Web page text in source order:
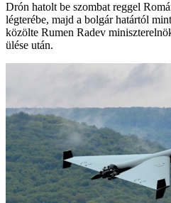
Drón hatolt be szombat reggel
légterébe, majd a bolgár határtól
közölte Rumen Radev
ülése után.